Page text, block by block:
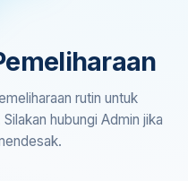
rutin untuk
hubungi Admin jika